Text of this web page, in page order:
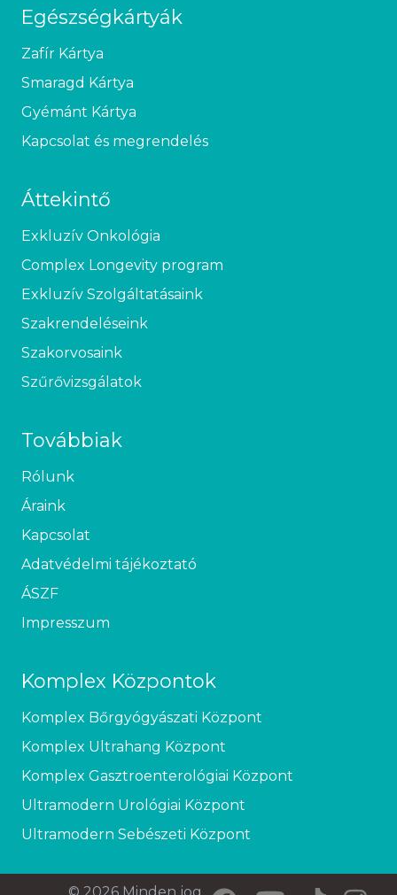
Egészségkártyák
Zafír Kártya
Smaragd Kártya
Gyémánt Kártya
Kapcsolat és megrendelés
Áttekintő
Exkluzív Onkológia
Complex Longevity program
Exkluzív Szolgáltatásaink
Szakrendeléseink
Szakorvosaink
Szűrővizsgálatok
Továbbiak
Rólunk
Áraink
Kapcsolat
Adatvédelmi tájékoztató
ÁSZF
Impresszum
Komplex Központok
Komplex Bőrgyógyászati Központ
Komplex Ultrahang Központ
Komplex Gasztroenterológiai Központ
Ultramodern Urológiai Központ
Ultramodern Sebészeti Központ